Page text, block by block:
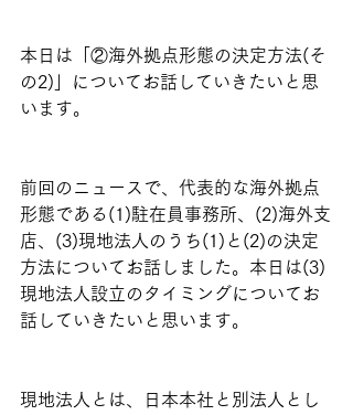
本日は「②海外拠点形態の決定方法(そ
の2)」についてお話していきたいと思
います。
前回のニュースで、代表的な海外拠点
形態である(1)駐在員事務所、(2)海外支
店、(3)現地法人のうち(1)と(2)の決定
方法についてお話しました。本日は(3)
現地法人設立のタイミングについてお
話していきたいと思います。
現地法人とは、日本本社と別法人とし